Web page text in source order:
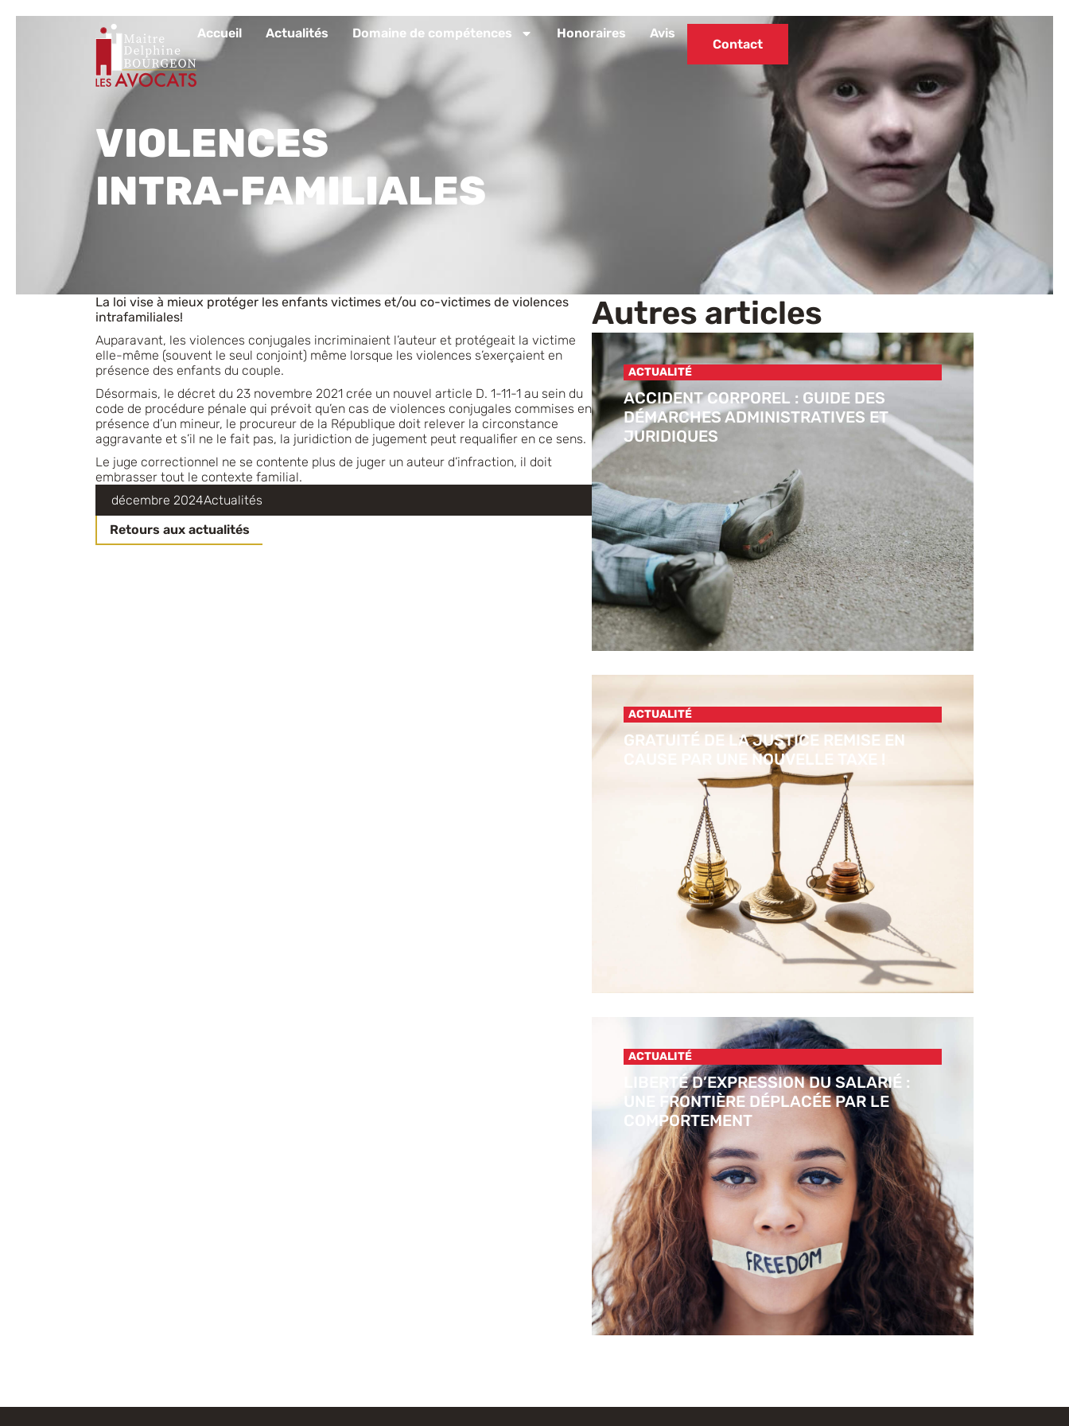
Accueil Actualités Domaine de compétences Honoraires Avis
Contact
VIOLENCES
INTRA-FAMILIALES
La loi vise à mieux protéger les enfants victimes et/ou co-victimes de violences
intrafamiliales!
Auparavant, les violences conjugales incriminaient l’auteur et protégeait la victime
elle-même (souvent le seul conjoint) même lorsque les violences s’exerçaient en
présence des enfants du couple.
Désormais, le décret du 23 novembre 2021 crée un nouvel article D. 1-11-1 au sein du
code de procédure pénale qui prévoit qu’en cas de violences conjugales commises en
présence d’un mineur, le procureur de la République doit relever la circonstance
aggravante et s’il ne le fait pas, la juridiction de jugement peut requalifier en ce sens.
Le juge correctionnel ne se contente plus de juger un auteur d’infraction, il doit
embrasser tout le contexte familial.
décembre 2024Actualités
Retours aux actualités
Autres articles
ACTUALITÉ
ACCIDENT CORPOREL : GUIDE DES
DÉMARCHES ADMINISTRATIVES ET
JURIDIQUES
ACTUALITÉ
GRATUITÉ DE LA JUSTICE REMISE EN
CAUSE PAR UNE NOUVELLE TAXE !
ACTUALITÉ
LIBERTÉ D’EXPRESSION DU SALARIÉ :
UNE FRONTIÈRE DÉPLACÉE PAR LE
COMPORTEMENT